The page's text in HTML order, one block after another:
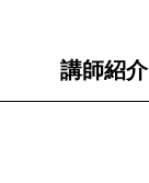
講師紹介